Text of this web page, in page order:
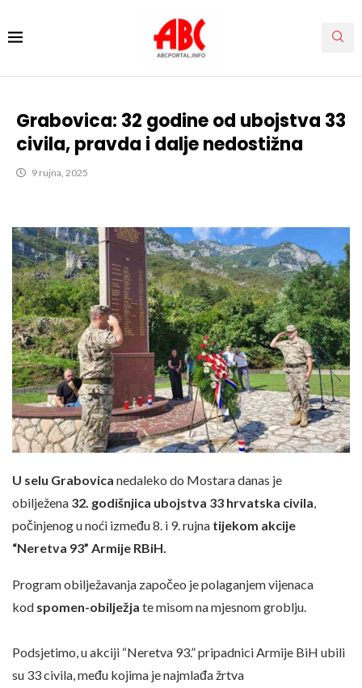
Grabovica: 32 godine od ubojstva 33
civila, pravda i dalje nedostižna
9 rujna, 2025
U selu Grabovica nedaleko do Mostara danas je
obilježena 32. godišnjica ubojstva 33 hrvatska civila
počinjenog u noći između 8. i 9. rujna tijekom akcije
“Neretva 93” Armije RBiH.
Program obilježavanja započeo je polaganjem vijenaca
kod spomen-obilježja te misom na mjesnom groblju.
Podsjetimo, u akciji “Neretva 93.” pripadnici Armije BiH ubili
su 33 civila, među kojima je najmlađa žrtva